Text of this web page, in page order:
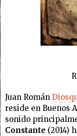
Juan Román
reside en Buenos
sonido
Constante (2014)